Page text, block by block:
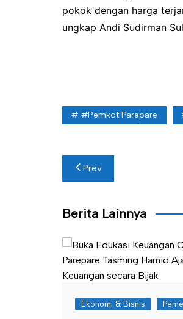
pokok dengan harga
ungkap Andi Sudirman
#Pemkot Parepare
Navigasi
pos
Prev
Berita Lainnya
Ekonomi & Bisnis